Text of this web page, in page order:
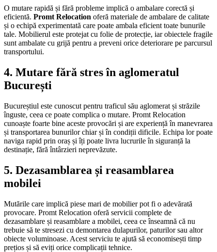
O mutare rapidă și fără probleme implică o ambalare corectă și
eficientă. Promt Relocation oferă materiale de ambalare de calitate
și o echipă experimentată care poate ambala eficient toate bunurile
tale. Mobilierul este protejat cu folie de protecție, iar obiectele fragile
sunt ambalate cu grijă pentru a preveni orice deteriorare pe parcursul
transportului.
4. Mutare fără stres în aglomeratul
București
Bucureștiul este cunoscut pentru traficul său aglomerat și străzile
înguste, ceea ce poate complica o mutare. Promt Relocation
cunoaște foarte bine aceste provocări și are experiență în manevrarea
și transportarea bunurilor chiar și în condiții dificile. Echipa lor poate
naviga rapid prin oraș și îți poate livra lucrurile în siguranță la
destinație, fără întârzieri neprevăzute.
5. Dezasamblarea și reasamblarea
mobilei
Mutările care implică piese mari de mobilier pot fi o adevărată
provocare. Promt Relocation oferă servicii complete de
dezasamblare și reasamblare a mobilei, ceea ce înseamnă că nu
trebuie să te stresezi cu demontarea dulapurilor, paturilor sau altor
obiecte voluminoase. Acest serviciu te ajută să economisești timp
prețios și să eviți orice complicații tehnice.